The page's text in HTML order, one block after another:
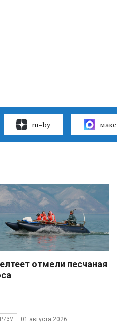
ru–by макс
отмели песчаная
01 августа 2026